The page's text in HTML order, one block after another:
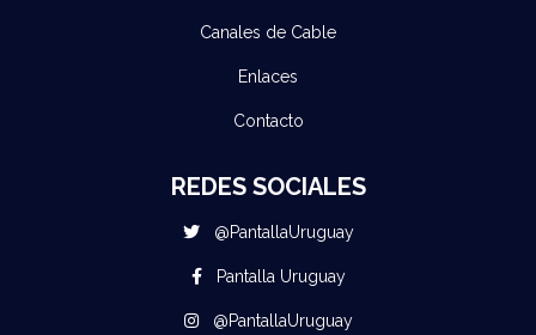
Canales de Cable
Enlaces
Contacto
REDES SOCIALES
@PantallaUruguay
Pantalla Uruguay
@PantallaUruguay